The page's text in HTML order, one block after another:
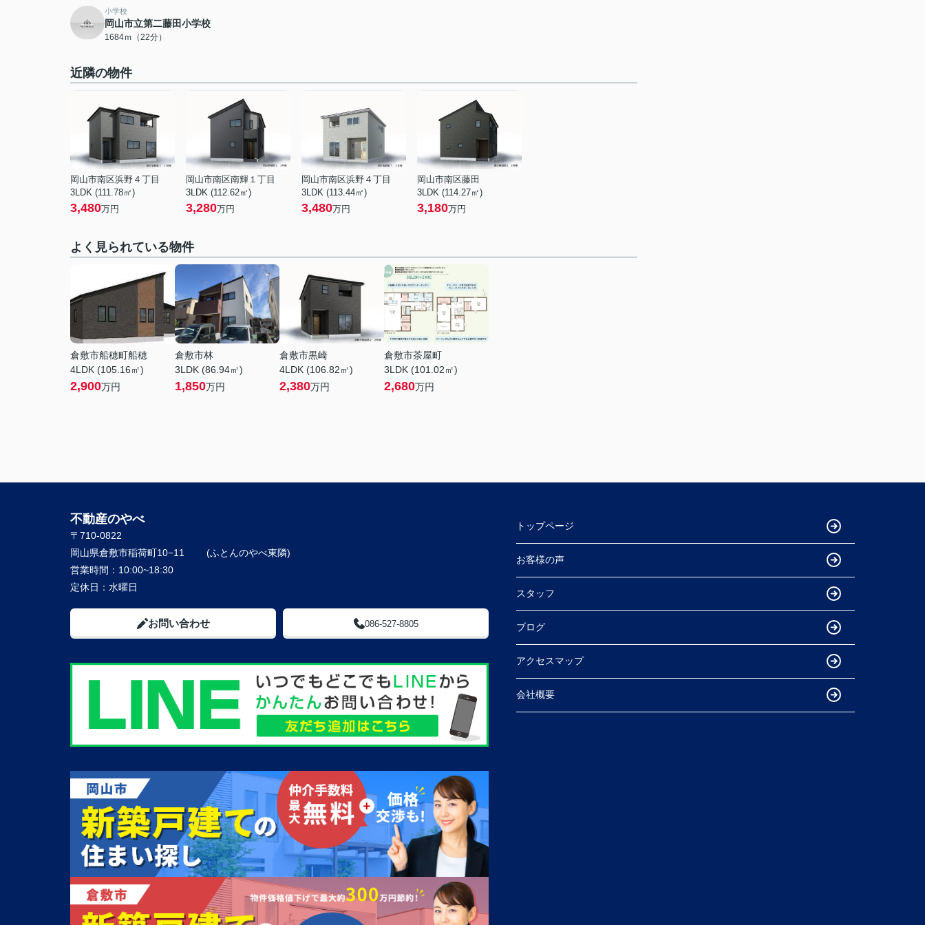
小学校
岡山市立第二藤田小学校
1684ｍ（22分）
近隣の物件
岡山市南区浜野４丁目
3LDK (111.78㎡)
3,480万円
岡山市南区南輝１丁目
3LDK (112.62㎡)
3,280万円
岡山市南区浜野４丁目
3LDK (113.44㎡)
3,480万円
岡山市南区藤田
3LDK (114.27㎡)
3,180万円
よく見られている物件
倉敷市船穂町船穂
4LDK (105.16㎡)
2,900万円
倉敷市林
3LDK (86.94㎡)
1,850万円
倉敷市黒崎
4LDK (106.82㎡)
2,380万円
倉敷市茶屋町
3LDK (101.02㎡)
2,680万円
不動産のやべ
〒710-0822
岡山県倉敷市稲荷町10−11 (ふとんのやべ東隣)
営業時間： 10:00~18:30
定休日： 水曜日
お問い合わせ 086-527-8805
トップページ
お客様の声
スタッフ
ブログ
アクセスマップ
会社概要